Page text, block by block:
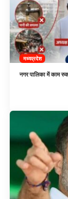
मध्यप्रदेश
नगर पालिका में काम